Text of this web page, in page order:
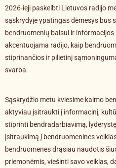
2026-ieji paskelbti Lietuvos radijo
sąskrydyje ypatingas dėmesys bus
bendruomenių balsui ir informacijos
akcentuojama radijo, kaip
stiprinančios ir pilietinį
svarba.
Sąskrydžio metu kviesime kaimo
aktyviau įsitraukti į informacinį,
stiprinti bendradarbiavimą,
įsitraukimą į bendruomenines
bendruomenes drąsiau naudotis
priemonėmis, viešinti savo veiklas,